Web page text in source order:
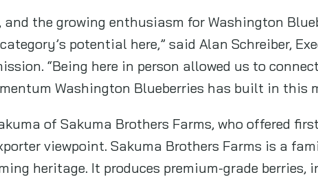
the growing enthusiasm for Washington
potential here,” said Alan Schreiber,
“Being here in person allowed us to
Washington Blueberries has built in this
of Sakuma Brothers Farms, who offered
viewpoint. Sakuma Brothers Farms is a
heritage. It produces premium-grade berries,